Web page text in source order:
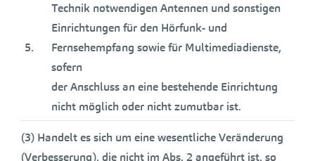
5.
Technik notwendigen Antennen und sonstigen
Einrichtungen für den Hörfunk- und
Fernsehempfang sowie für Multimediadienste,
sofern
der Anschluss an eine bestehende Einrichtung
nicht möglich oder nicht zumutbar ist.
(3) Handelt es sich um eine wesentliche Veränderung
(Verbesserung), die nicht im Abs. 2 angeführt ist, so